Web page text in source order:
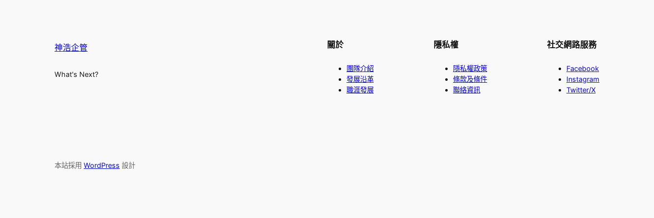
神浩企管
What's Next?
關於
團隊介紹
發展沿革
職涯發展
隱私權
隱私權政策
條款及條件
聯絡資訊
社交網路服務
Facebook
Instagram
Twitter/X
本站採用 WordPress 設計